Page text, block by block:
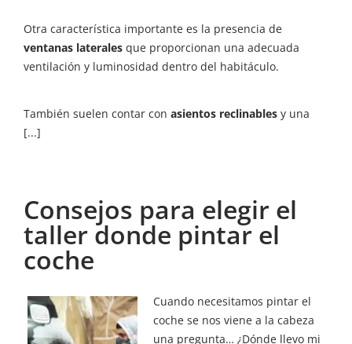
Otra característica importante es la presencia de
ventanas laterales que proporcionan una adecuada
ventilación y luminosidad dentro del habitáculo.
También suelen contar con asientos reclinables y una
[...]
Consejos para elegir el
taller donde pintar el
coche
Cuando necesitamos pintar el
coche se nos viene a la cabeza
una pregunta… ¿Dónde llevo mi